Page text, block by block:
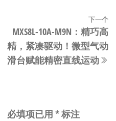
下一个
​MXS8L-10A-M9N：精巧高
精，紧凑驱动！微型气动
滑台赋能精密直线运动​
必填项已用 *标注